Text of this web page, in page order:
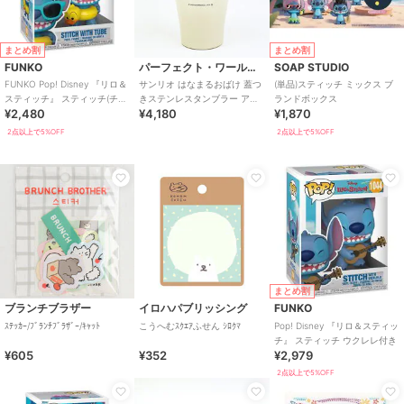
まとめ割
FUNKO
FUNKO Pop! Disney 『リロ＆
スティッチ』 スティッチ(チュ
ーバー)
¥2,480
2点以上で5%OFF
パーフェクト・ワールド・トーキョー
サンリオ はなまるおばけ 蓋つ
きステンレスタンブラー アイ
ス パステルPOPシリーズ
¥4,180
まとめ割
SOAP STUDIO
(単品)スティッチ ミックス ブ
ランドボックス
¥1,870
2点以上で5%OFF
ブランチブラザー
ｽﾃｯｶｰ/ﾌﾞﾗﾝﾁﾌﾞﾗｻﾞｰ/ｷｬｯﾄ
¥605
イロハパブリッシング
こうへむｽｸｴｱふせん ｼﾛｸﾏ
¥352
まとめ割
FUNKO
Pop! Disney 『リロ＆スティッ
チ』 スティッチ ウクレレ付き
¥2,979
2点以上で5%OFF